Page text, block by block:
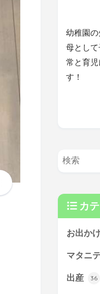
幼稚園
母とし
常と育
す！
カ
お出か
マタニ
出産 36